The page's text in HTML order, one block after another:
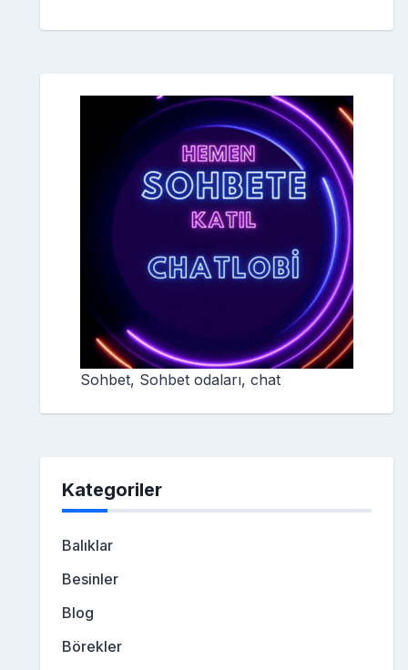
Sohbet, Sohbet odaları, chat
Kategoriler
Balıklar
Besinler
Blog
Börekler